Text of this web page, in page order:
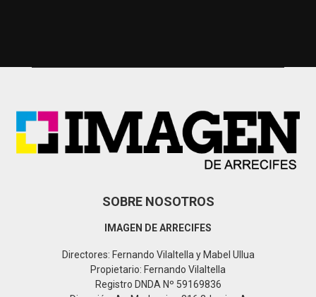
SOBRE NOSOTROS
IMAGEN DE ARRECIFES
Directores: Fernando Vilaltella y Mabel Ullua
Propietario: Fernando Vilaltella
Registro DNDA Nº 59169836